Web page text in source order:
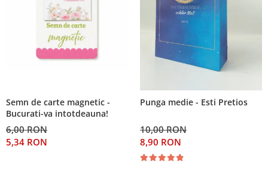
Semn de carte magnetic -
Bucurati-va intotdeauna!
6,00 RON
5,34 RON
Punga medie - Esti Pretios
10,00 RON
8,90 RON